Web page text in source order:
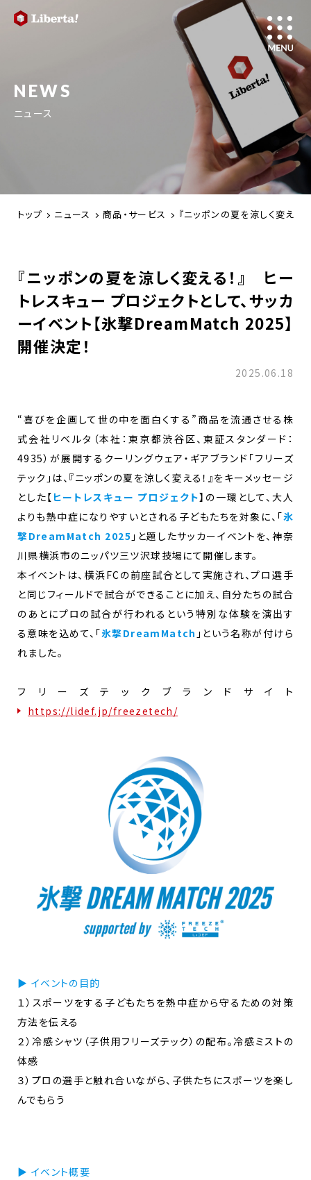
NEWS
ニュース
トップ ニュース 商品・サービス 『ニッポンの夏を涼しく変え
『ニッポンの夏を涼しく変える！』 ヒー
トレスキュー プロジェクトとして、サッカ
ーイベント【氷撃DreamMatch 2025】
開催決定！
2025.06.18
“喜びを企画して世の中を面白くする”商品を流通させる株
式会社リベルタ（本社：東京都渋谷区、東証スタンダード：
4935）が展開するクーリングウェア・ギアブランド「フリーズ
テック」は、『ニッポンの夏を涼しく変える！』をキーメッセージ
とした【 ヒートレスキュー プロジェクト】の一環として、大人
よりも熱中症になりやすいとされる子どもたちを対象に、「氷
撃DreamMatch 2025 」と題したサッカーイベントを、神奈
川県横浜市のニッパツ三ツ沢球技場にて開催します。
本イベントは、横浜FCの前座試合として実施され、プロ選手
と同じフィールドで試合ができることに加え、自分たちの試合
のあとにプロの試合が行われるという特別な体験を演出す
る意味を込めて、「氷撃DreamMatch 」という名称が付けら
れました。
フリーズテックブランドサイト
https://lidef.jp/freezetech/
▶ イベントの目的
１）スポーツをする子どもたちを熱中症から守るための対策
方法を伝える
２）冷感シャツ（子供用フリーズテック）の配布。冷感ミストの
体感
３）プロの選手と触れ合いながら、子供たちにスポーツを楽し
んでもらう
▶ イベント概要